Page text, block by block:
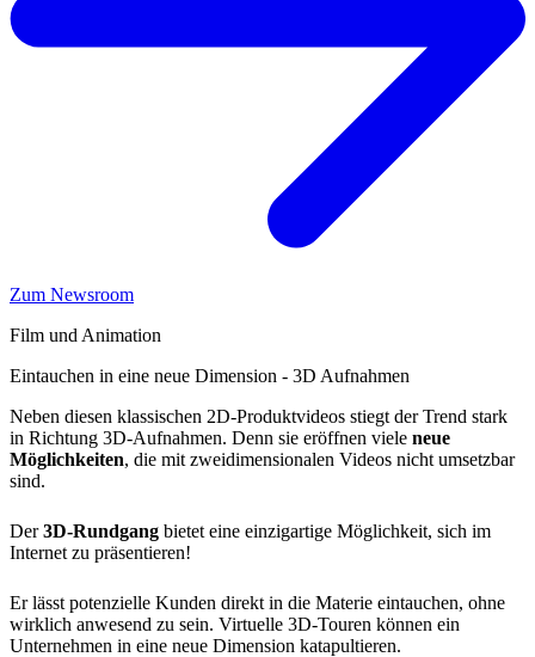
Zum Newsroom
Film und Animation
Eintauchen in eine neue Dimension - 3D Aufnahmen
Neben diesen klassischen 2D-Produktvideos stiegt der Trend stark
in Richtung 3D-Aufnahmen. Denn sie eröffnen viele neue
Möglichkeiten, die mit zweidimensionalen Videos nicht umsetzbar
sind.
Der3D-Rundgang bietet eine einzigartige Möglichkeit, sich im
Internet zu präsentieren!
Er lässt potenzielle Kunden direkt in die Materie eintauchen, ohne
wirklich anwesend zu sein. Virtuelle 3D-Touren können ein
Unternehmen in eine neue Dimension katapultieren.